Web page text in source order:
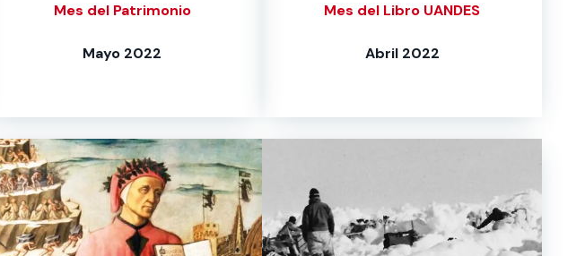
Mes del Patrimonio
Mayo 2022
Mes del Libro UANDES
Abril 2022